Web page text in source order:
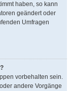
haben, so kann
geändert oder
Umfragen
vorbehalten sein.
andere Vorgänge